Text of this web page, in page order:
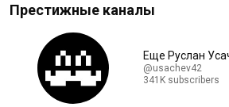
Престижные каналы
Еще Руслан
@usachev42
341K subscribers